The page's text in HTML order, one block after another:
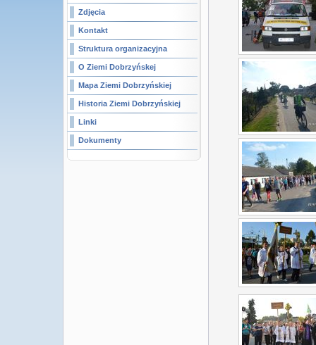
Zdjęcia
Kontakt
Struktura organizacyjna
O Ziemi Dobrzyńskej
Mapa Ziemi Dobrzyńskiej
Historia Ziemi Dobrzyńskiej
Linki
Dokumenty